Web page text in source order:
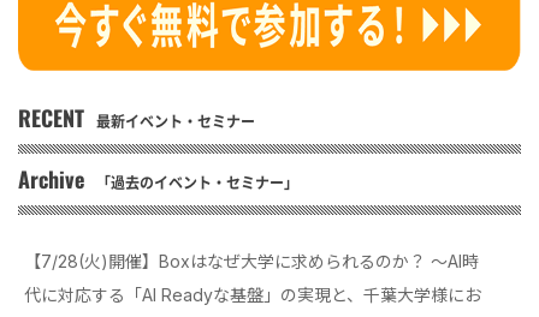
RECENT 最新イベント・セミナー
Archive 「過去のイベント・セミナー」
【7/28(火)開催】Boxはなぜ大学に求められるのか？ 〜AI時
代に対応する「AI Readyな基盤」の実現と、千葉大学様にお